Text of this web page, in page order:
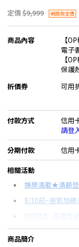
定價 $9,999 網路限定價
商品內容
【
電子
【
保護
折價券
可用
付款方式
信用
請登
分期付款 信用
＊實際可分期數、適用
信用卡分期
分期數
相關活動
娛樂滿載★滿額
8/10前~爸氣加碼
8月限定~首購登
台灣大哥大
商品簡介